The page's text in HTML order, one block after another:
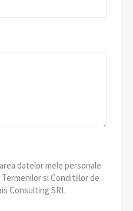
datelor mele personale
si Conditiilor de
Consulting SRL